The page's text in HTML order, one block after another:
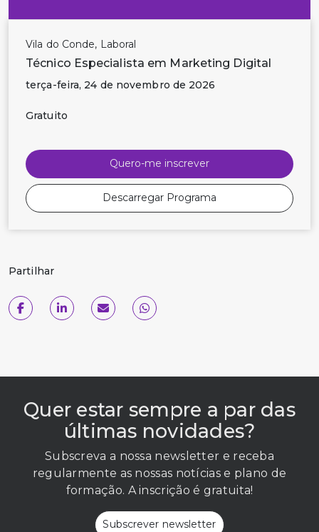
Vila do Conde, Laboral
Técnico Especialista em Marketing Digital
terça-feira, 24 de novembro de 2026
Gratuito
Quero-me inscrever
Descarregar Programa
Partilhar
Quer estar sempre a par das
últimas novidades?
Subscreva a nossa newsletter e receba
regularmente as nossas notícias e plano de
formação. A inscrição é gratuita!
Subscrever newsletter